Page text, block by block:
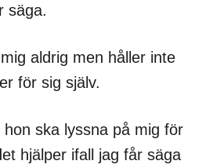
säga.
aldrig men håller inte
för sig själv.
ska lyssna på mig för
hjälper ifall jag får säga